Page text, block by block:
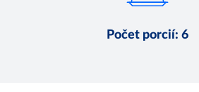
Počet porcií: 6